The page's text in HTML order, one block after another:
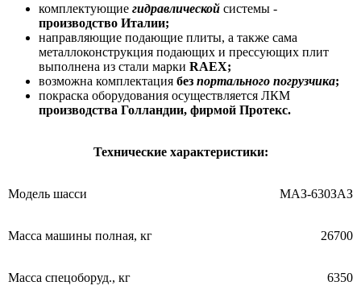
комплектующие гидравлической системы -
производство Италии;
направляющие подающие плиты, а также сама
металлоконструкция подающих и прессующих плит
выполнена из стали марки RAEX;
возможна комплектация без портального погрузчика;
покраска оборудования осуществляется ЛКМ
производства Голландии, фирмой Протекс.
Технические характеристики:
Модель шасси МАЗ-630ЗАЗ
Масса машины полная, кг 26700
Масса спецоборуд., кг 6350